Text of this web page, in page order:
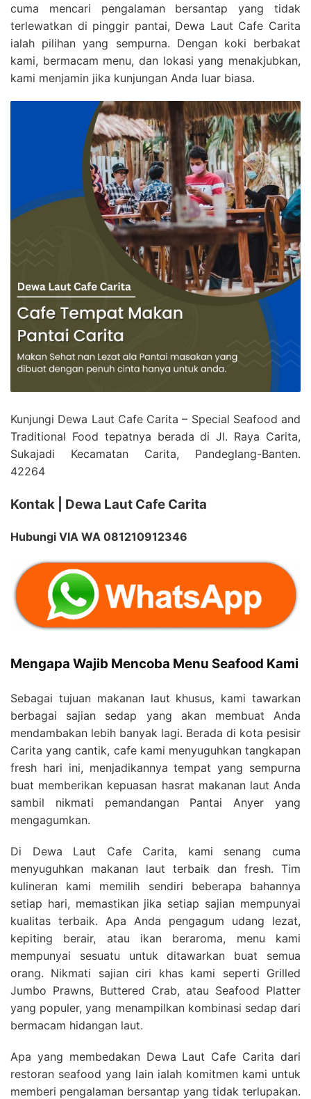
cuma mencari pengalaman bersantap yang tidak
terlewatkan di pinggir pantai, Dewa Laut Cafe Carita
ialah pilihan yang sempurna. Dengan koki berbakat
kami, bermacam menu, dan lokasi yang menakjubkan,
kami menjamin jika kunjungan Anda luar biasa.
Kunjungi Dewa Laut Cafe Carita – Special Seafood and
Traditional Food tepatnya berada di Jl. Raya Carita,
Sukajadi Kecamatan Carita, Pandeglang-Banten.
42264
Kontak | Dewa Laut Cafe Carita
Hubungi VIA WA 081210912346
Mengapa Wajib Mencoba Menu Seafood Kami
Sebagai tujuan makanan laut khusus, kami tawarkan
berbagai sajian sedap yang akan membuat Anda
mendambakan lebih banyak lagi. Berada di kota pesisir
Carita yang cantik, cafe kami menyuguhkan tangkapan
fresh hari ini, menjadikannya tempat yang sempurna
buat memberikan kepuasan hasrat makanan laut Anda
sambil nikmati pemandangan Pantai Anyer yang
mengagumkan.
Di Dewa Laut Cafe Carita, kami senang cuma
menyuguhkan makanan laut terbaik dan fresh. Tim
kulineran kami memilih sendiri beberapa bahannya
setiap hari, memastikan jika setiap sajian mempunyai
kualitas terbaik. Apa Anda pengagum udang lezat,
kepiting berair, atau ikan beraroma, menu kami
mempunyai sesuatu untuk ditawarkan buat semua
orang. Nikmati sajian ciri khas kami seperti Grilled
Jumbo Prawns, Buttered Crab, atau Seafood Platter
yang populer, yang menampilkan kombinasi sedap dari
bermacam hidangan laut.
Apa yang membedakan Dewa Laut Cafe Carita dari
restoran seafood yang lain ialah komitmen kami untuk
memberi pengalaman bersantap yang tidak terlupakan.